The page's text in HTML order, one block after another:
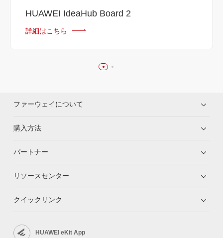
HUAWEI IdeaHub Board 2
詳細はこちら
ファーウェイについて
購入方法
パートナー
リソースセンター
クイックリンク
HUAWEI eKit App